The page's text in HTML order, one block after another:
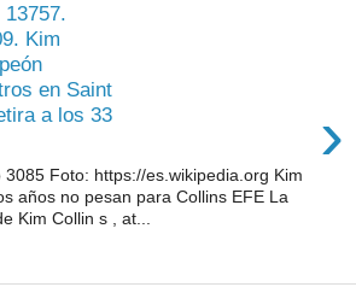
Kim
en Saint
a los 33
›
3085 Foto: https://es.wikipedia.org Kim
años no pesan para Collins EFE La
Kim Collin s , at...